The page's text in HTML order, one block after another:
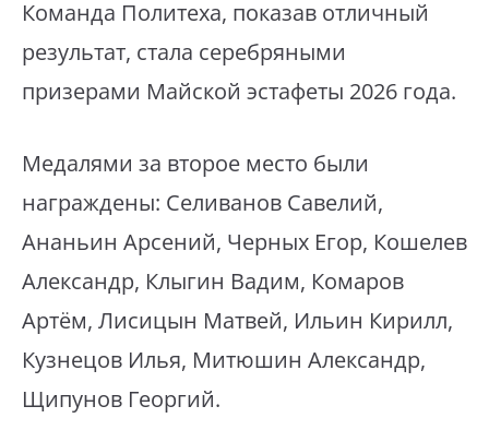
Команда Политеха, показав отличный
результат, стала серебряными
призерами Майской эстафеты 2026 года.
Медалями за второе место были
награждены: Селиванов Савелий,
Ананьин Арсений, Черных Егор, Кошелев
Александр, Клыгин Вадим, Комаров
Артём, Лисицын Матвей, Ильин Кирилл,
Кузнецов Илья, Митюшин Александр,
Щипунов Георгий.